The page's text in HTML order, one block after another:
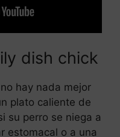
dish chick
hay nada mejor
plato caliente de
su perro se niega a
estomacal o a una